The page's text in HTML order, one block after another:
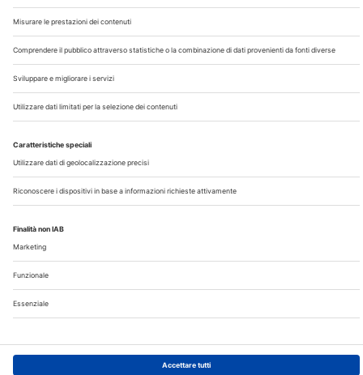
Chi Siamo
Contatti
Note Legali
Privacy
©2026 Edra S.p.a | www.edraspa.it | P.iva 08056040960
20134 Milano (Italy)
Registrazione Tribunale di Milano n° 5578/2022 del